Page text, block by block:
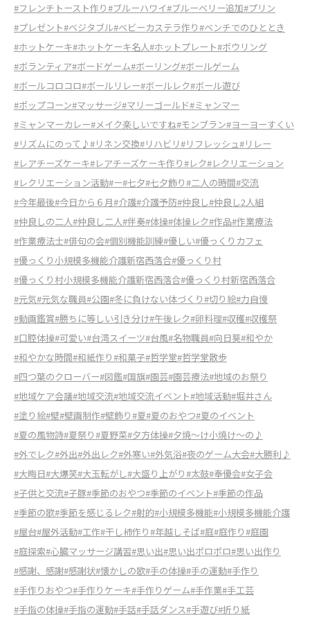
#フレンチトースト作り#ブルーハワイ#ブルーベリー追加#プリン
#プレゼント#ベジタブル#ベビーカステラ作り#ベンチでのひととき
#ホットケーキ#ホットケーキ名人#ホットプレート#ボウリング
#ボランティア#ボードゲーム#ボーリング#ボールゲーム
#ボールコロコロ#ボールリレー#ボールレク#ボール遊び
#ポップコーン#マッサージ#マリーゴールド#ミャンマー
#ミャンマーカレー#メイク楽しいですね#モンブラン#ヨーヨーすくい
#リズムにのって♪#リネン交換#リハビリ#リフレッシュ#リレー
#レアチーズケーキ#レアチーズケーキ作り#レク#レクリエーション
#レクリエーション活動#ー#七夕#七夕飾り#二人の時間#交流
#今年最後#今日から６月#介護#介護予防#仲良し#仲良し2人組
#仲良しの二人#仲良し二人#伴奏#体操#体操レク#作品#作業療法
#作業療法士#俳句の会#個別機能訓練#優しい#優っくりカフェ
#優っくり小規模多機能介護新宿西落合#優っくり村
#優っくり村小規模多機能介護新宿西落合#優っくり村新宿西落合
#元気#元気な職員#公園#冬に負けない体づくり#切り絵#力自慢
#動画鑑賞#勝ちに等しい引き分け#午後レク#卵料理#収穫#収穫祭
#口腔体操#可愛い#台湾スイーツ#台風#名物職員#向日葵#和やか
#和やかな時間#和紙作り#和菓子#哲学堂#哲学堂散歩
#四つ葉のクローバー#図鑑#国旗#園芸#園芸療法#地域のお祭り
#地域ケア会議#地域交流#地域交流イベント#地域活動#堀井さん
#塗り絵#壁#壁画制作#壁飾り#夏#夏のおやつ#夏のイベント
#夏の風物詩#夏祭り#夏野菜#夕方体操#夕焼〜け小焼け〜の♪
#外でレク#外出#外出レク#外寒い#外気浴#夜のゲーム大会#大勝利♪
#大晦日#大爆笑#大玉転がし#大盛り上がり#太鼓#奉優会#女子会
#子供と交流#子豚#季節のおやつ#季節のイベント#季節の作品
#季節の歌#季節を感じるレク#射的#小規模多機能#小規模多機能介護
#屋台#屋外活動#工作#干し柿作り#年越しそば#庭#庭作り#庭園
#庭探索#心臓マッサージ講習#思い出#思い出ポロポロ#思い出作り
#感謝、感謝#感謝状#懐かしの歌#手の体操#手の運動#手作り
#手作りおやつ#手作りケーキ#手作りゲーム#手作業#手工芸
#手指の体操#手指の運動#手話#手話ダンス#手遊び#折り紙